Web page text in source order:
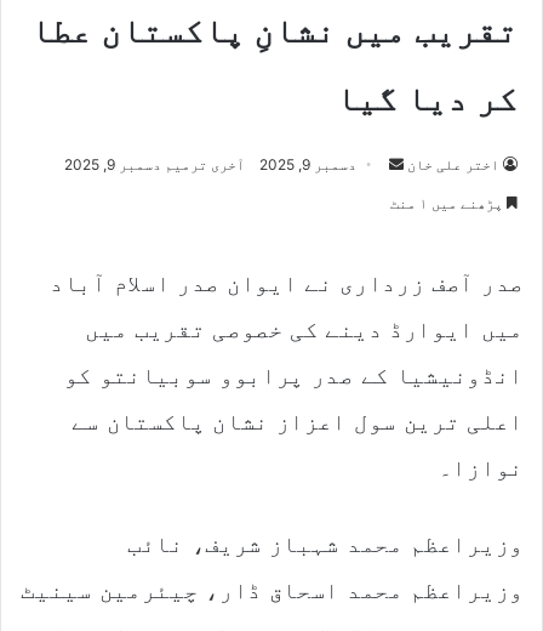
تقریب میں نشانِ پاکستان عطا
کر دیا گیا
اختر علی خان
m
i
دسمبر 9, 2025 آخری ترمیم دسمبر 9, 2025
پڑھنے میں ۱ منٹ
صدر آصف زرداری نے ایوان صدر اسلام آباد
میں ایوارڈ دینے کی خصوصی تقریب میں
انڈونیشیا کے صدر پرابوو سوبیانتو کو
اعلی ترین سول اعزاز نشان پاکستان سے
نوازا۔
وزیراعظم محمد شہباز شریف، نائب
وزیراعظم محمد اسحاق ڈار، چیئرمین سینیٹ